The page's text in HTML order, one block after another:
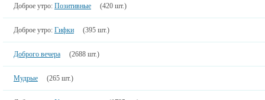
Доброе утро: Позитивные (420 шт.)
Доброе утро: Гифки (395 шт.)
Доброго вечера (2688 шт.)
Мудрые (265 шт.)